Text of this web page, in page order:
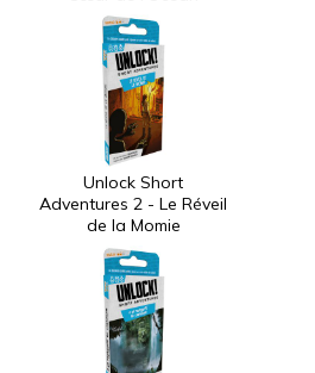
Unlock Short
Adventures 2 - Le Réveil
de la Momie